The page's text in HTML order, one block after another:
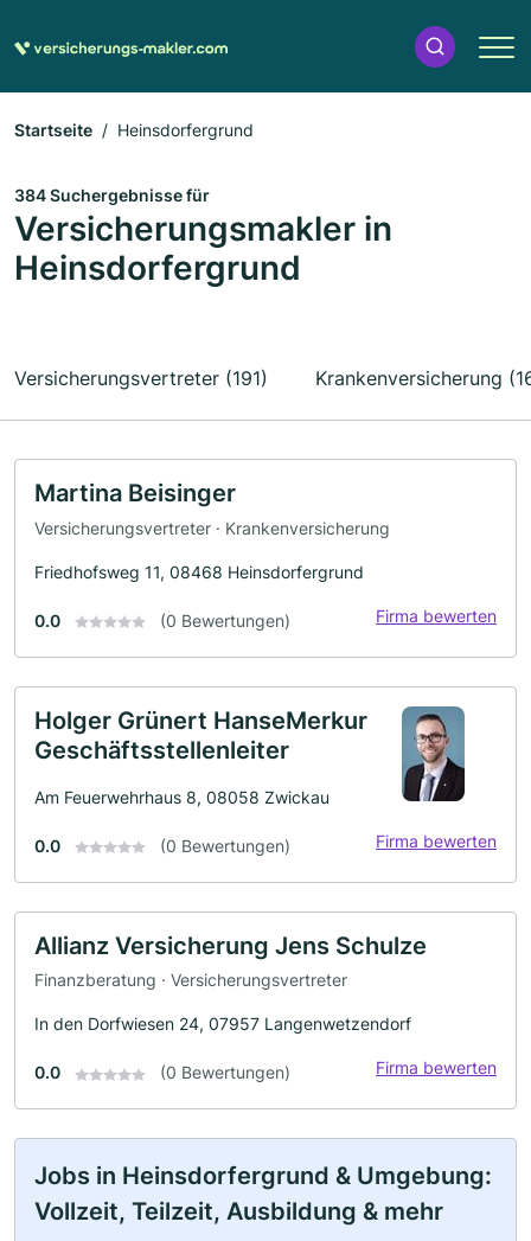
Startseite Heinsdorfergrund
384 Suchergebnisse für
Versicherungsmakler in
Heinsdorfergrund
Versicherungsvertreter (191) Krankenversicherung
Martina Beisinger
Versicherungsvertreter · Krankenversicherung
Friedhofsweg 11, 08468 Heinsdorfergrund
0.0 (0 Bewertungen) Firma bewerten
Holger Grünert HanseMerkur
Geschäftsstellenleiter
Am Feuerwehrhaus 8, 08058 Zwickau
0.0 (0 Bewertungen) Firma bewerten
Allianz Versicherung Jens Schulze
Finanzberatung · Versicherungsvertreter
In den Dorfwiesen 24, 07957 Langenwetzendorf
0.0 (0 Bewertungen) Firma bewerten
Jobs in Heinsdorfergrund & Umgebung:
Vollzeit, Teilzeit, Ausbildung & mehr